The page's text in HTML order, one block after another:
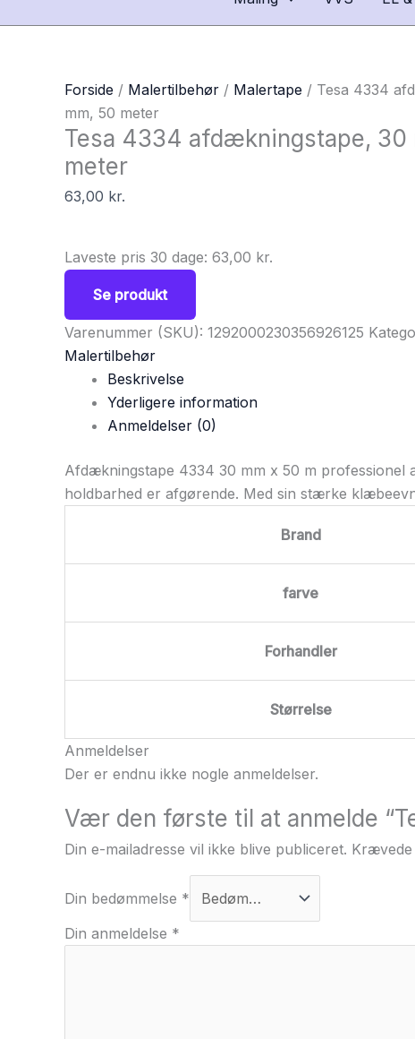
Forside / Malertilbehør / Malertape / Tesa 4334
mm, 50 meter
Tesa 4334 afdækningstape, 30
meter
63,00 kr.
Laveste pris 30 dage: 63,00 kr.
Se produkt
Varenummer (SKU): 1292000230356926125
Malertilbehør
Beskrivelse
Yderligere information
Anmeldelser (0)
Afdækningstape 4334 30 mm x 50 m
holdbarhed er afgørende. Med sin stærke
Brand
farve
Forhandler
Størrelse
Anmeldelser
Der er endnu ikke nogle anmeldelser.
Vær den første til at anmelde
Din e-mailadresse vil ikke blive publiceret.
Din bedømmelse *
Din anmeldelse *